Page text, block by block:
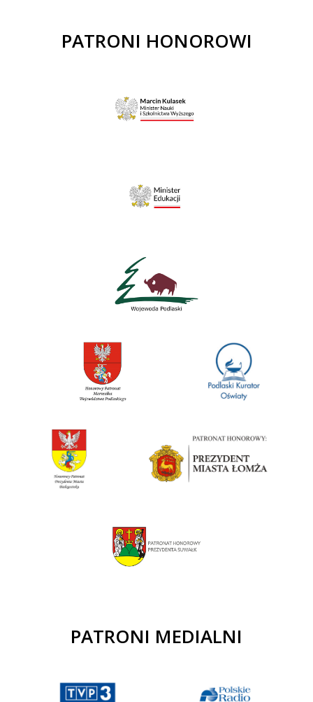
PATRONI HONOROWI
PATRONI MEDIALNI